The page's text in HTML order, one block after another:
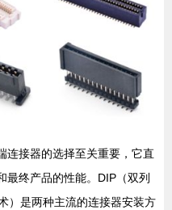
连接器的选择至关重要，它直
最终产品的性能。DIP（双列
）是两种主流的连接器安装方